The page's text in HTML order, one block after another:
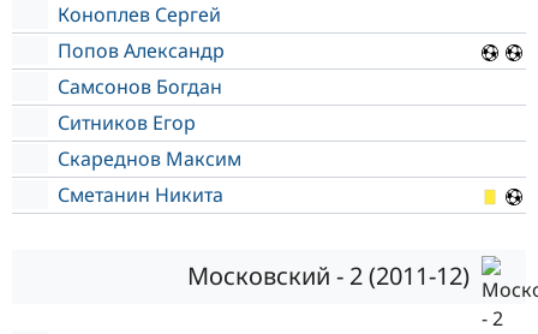
Коноплев Сергей
Попов Александр
Самсонов Богдан
Ситников Егор
Скареднов Максим
Сметанин Никита
Московский - 2 (2011-12)